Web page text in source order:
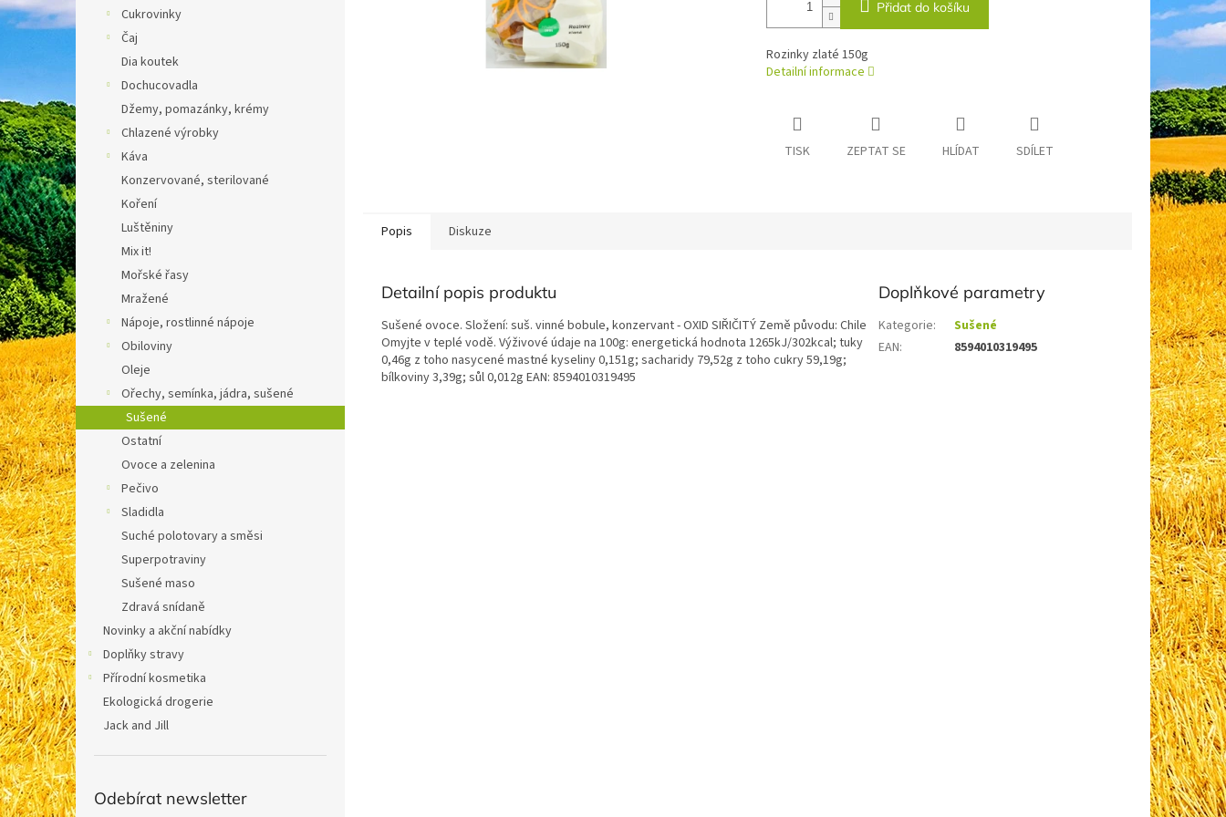
e
Cukrovinky
Čaj
Dia koutek
Dochucovadla
Džemy, pomazánky, krémy
Chlazené výrobky
Káva
Konzervované, sterilované
Koření
Luštěniny
Mix it!
Mořské řasy
Mražené
Nápoje, rostlinné nápoje
Obiloviny
Oleje
Ořechy, semínka, jádra, sušené
Sušené
Ostatní
Ovoce a zelenina
Pečivo
Sladidla
Suché polotovary a směsi
Superpotraviny
Sušené maso
Zdravá snídaně
Novinky a akční nabídky
Doplňky stravy
Přírodní kosmetika
Ekologická drogerie
Jack and Jill
Odebírat newsletter
Přidat do košíku
Rozinky zlaté 150g
Detailní informace
TISK ZEPTAT SE HLÍDAT SDÍLET
Popis Diskuze
Detailní popis produktu
Sušené ovoce. Složení: suš. vinné bobule, konzervant - OXID SIŘIČITÝ Země původu: Chile
Omyjte v teplé vodě. Výživové údaje na 100g: energetická hodnota 1265kJ/302kcal; tuky
0,46g z toho nasycené mastné kyseliny 0,151g; sacharidy 79,52g z toho cukry 59,19g;
bílkoviny 3,39g; sůl 0,012g EAN: 8594010319495
Doplňkové parametry
Kategorie:
Sušené
EAN: 8594010319495